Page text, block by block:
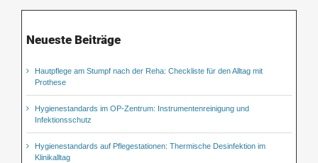
Neueste Beiträge
Hautpflege am Stumpf nach der Reha: Checkliste für den Alltag mit
Prothese
Hygienestandards im OP-Zentrum: Instrumentenreinigung und
Infektionsschutz
Hygienestandards auf Pflegestationen: Thermische Desinfektion im
Klinikalltag